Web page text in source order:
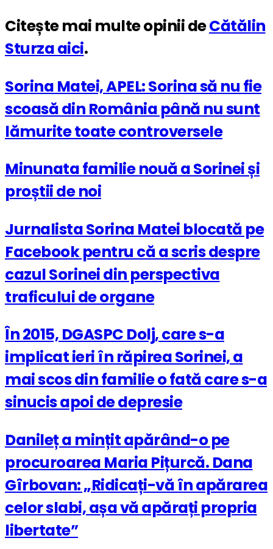
Citește mai multe opinii deCătălin
Sturza aici.
Sorina Matei, APEL: Sorina să nu fie
scoasă din România până nu sunt
lămurite toate controversele
Minunata familie nouă a Sorinei și
proștii de noi
Jurnalista Sorina Matei blocată pe
Facebook pentru că a scris despre
cazul Sorinei din perspectiva
traficului de organe
În 2015, DGASPC Dolj, care s-a
implicat ieri în răpirea Sorinei, a
mai scos din familie o fată care s-a
sinucis apoi de depresie
Danileț a mințit apărând-o pe
procuroarea Maria Pițurcă. Dana
Gîrbovan: „Ridicați-vă în apărarea
celor slabi, așa vă apărați propria
libertate”